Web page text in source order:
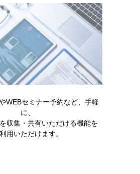
性情報
ペン
WEBセミナー予約など、手軽
に、
収集・共有いただける機能を
用いただけます。